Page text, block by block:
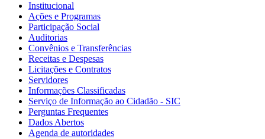
Institucional
Ações e Programas
Participação Social
Auditorias
Convênios e Transferências
Receitas e Despesas
Licitações e Contratos
Servidores
Informações Classificadas
Serviço de Informação ao Cidadão - SIC
Perguntas Frequentes
Dados Abertos
Agenda de autoridades